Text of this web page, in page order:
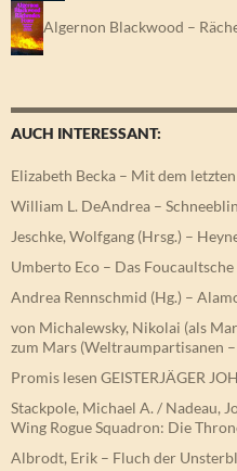
Algernon Blackwood –
AUCH INTERESSANT:
Elizabeth Becka – Mit dem
William L. DeAndrea –
Jeschke, Wolfgang (Hrsg.) –
Umberto Eco – Das Foucaultsche
Andrea Rennschmid (Hg.) –
von Michalewsky, Nikolai (als
zum Mars (Weltraumpartisanen –
Promis lesen GEISTERJÄGER
Stackpole, Michael A. / Nadeau,
Wing Rogue Squadron: Die
Albrodt, Erik – Fluch der